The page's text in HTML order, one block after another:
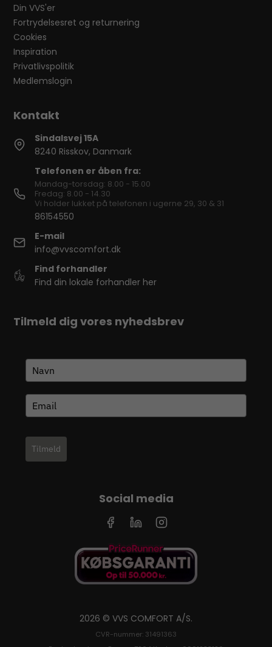
Din VVS'er
Fortrydelsesret og returnering
Cookies
Inspiration
Privatlivspolitik
Medlemslogin
Sindalsvej 15A
8240 Risskov, Danmark
Telefonen er åben fra:
Mandag-torsdag: 8.00 - 15.00
Fredag: 8.00 - 14.30
Vi holder lukket på telefonen i ugerne 29, 30 & 31
86154550
E-mail
info@vvscomfort.dk
Find forhandler
Find din lokale forhandler her
Tilmeld dig vores nyhedsbrev
Tilmeld
Social media
2026 © VVS COMFORT A/S.
CVR-nummer: 31491363